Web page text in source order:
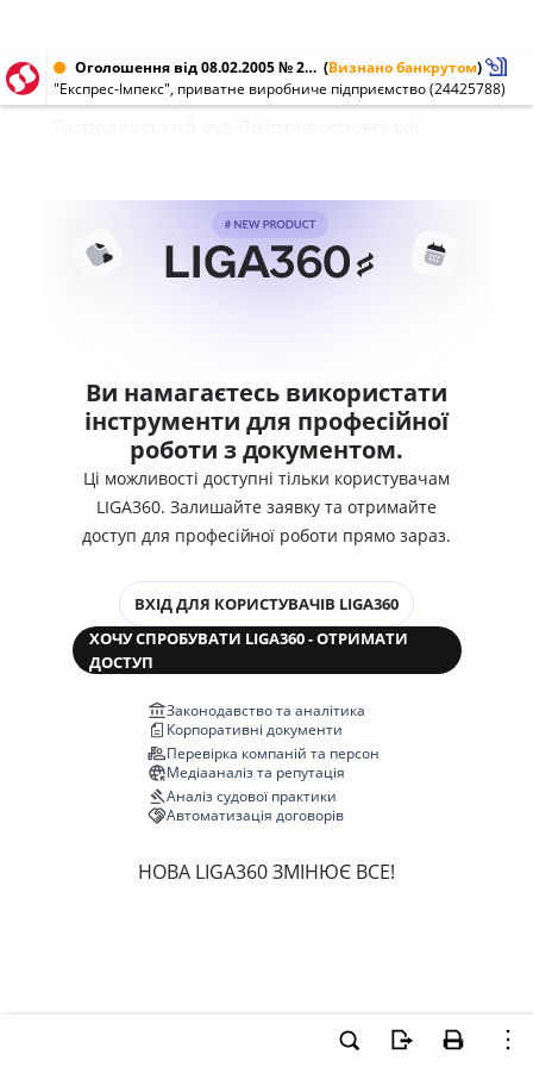
Оголошення від 08.02.2005 № 24425788 (Визнано банкрутом)
"Експрес-Імпекс", приватне виробниче підприємство (24425788)
Ви намагаєтесь використати
інструменти для професійної
роботи з документом.
Ці можливості доступні тільки користувачам
LIGA360. Залишайте заявку та отримайте
доступ для професійної роботи прямо зараз.
ВХІД ДЛЯ КОРИСТУВАЧІВ LIGA360
ХОЧУ СПРОБУВАТИ LIGA360 - ОТРИМАТИ
ДОСТУП
Законодавство та аналітика
Корпоративні документи
Перевірка компаній та персон
Медіааналіз та репутація
Аналіз судової практики
Автоматизація договорів
НОВА LIGA360 ЗМІНЮЄ ВСЕ!